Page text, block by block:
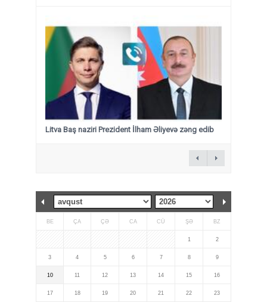
Litva Baş naziri Prezident İlham Əliyevə zəng edib
BE ÇA ÇƏ CA CÜ ŞƏ BZ
1 2
3 4 5 6 7 8 9
10 11 12 13 14 15 16
17 18 19 20 21 22 23